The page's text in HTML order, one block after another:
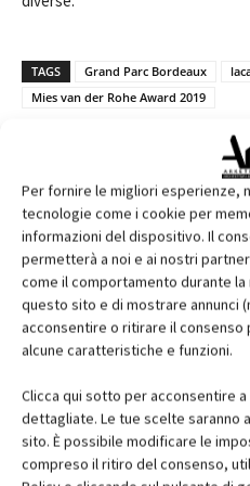
Per fornire le migliori esperienze,
tecnologie come i cookie per
informazioni del dispositivo. Il
permetterà a noi e ai nostri
come il comportamento durante la
questo sito e di mostrare annunci
acconsentire o ritirare il consenso
alcune caratteristiche e funzioni.
Clicca qui sotto per acconsentire
dettagliate. Le tue scelte saranno
sito. È possibile modificare le
compreso il ritiro del consenso,
TAGS Grand Parc Bordeaux
Mies van der Rohe Award 2019
Facebook
RELATED ARTICLES MORE
Mimarlik,
Nido